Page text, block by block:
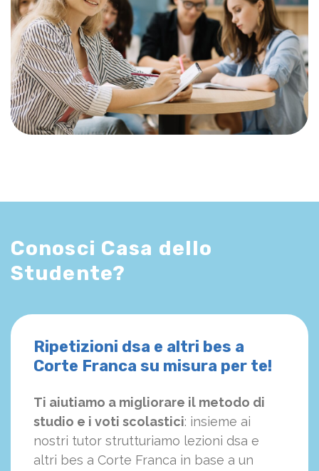
Conosci Casa dello
Studente?
Ripetizioni dsa e altri bes a
Corte Franca su misura per te!
Ti aiutiamo a migliorare il metodo di
studio e i voti scolastici: insieme ai
nostri tutor strutturiamo lezioni dsa e
altri bes a Corte Franca in base a un